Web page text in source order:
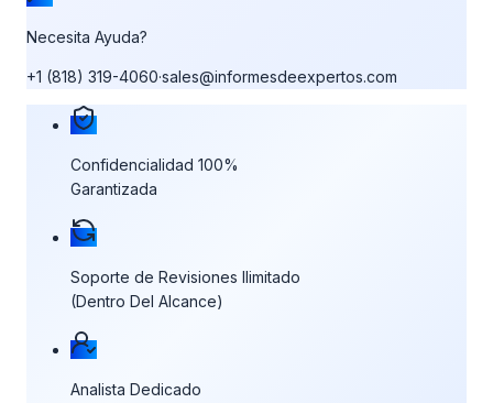
Necesita Ayuda?
+1 (818) 319-4060·sales@informesdeexpertos.com
Nuestras garantías de compra
Confidencialidad 100%
Garantizada
Soporte de Revisiones Ilimitado
(Dentro Del Alcance)
Analista Dedicado